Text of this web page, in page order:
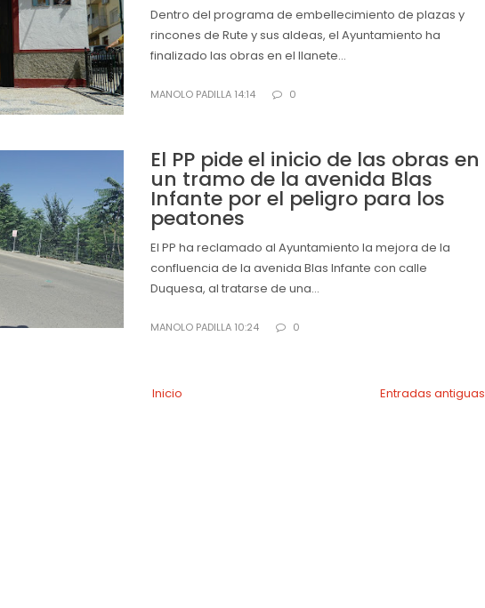
Dentro del programa de embellecimiento de plazas y
rincones de Rute y sus aldeas, el Ayuntamiento ha
finalizado las obras en el llanete...
MANOLO PADILLA 14:14 0
El PP pide el inicio de las obras en
un tramo de la avenida Blas
Infante por el peligro para los
peatones
El PP ha reclamado al Ayuntamiento la mejora de la
confluencia de la avenida Blas Infante con calle
Duquesa, al tratarse de una...
MANOLO PADILLA 10:24 0
Entradas antiguas
Inicio